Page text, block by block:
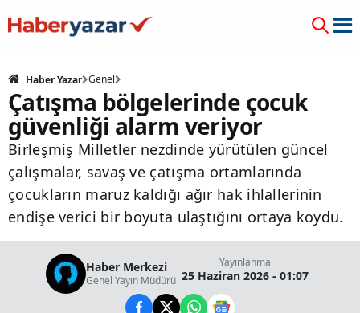
Haber Yazar Genel
Çatışma bölgelerinde çocuk
güvenliği alarm veriyor
Birleşmiş Milletler nezdinde yürütülen güncel
çalışmalar, savaş ve çatışma ortamlarında
çocukların maruz kaldığı ağır hak ihlallerinin
endişe verici bir boyuta ulaştığını ortaya koydu.
Haber Merkezi
Genel Yayın Müdürü
Yayınlanma
25 Haziran 2026 - 01:07